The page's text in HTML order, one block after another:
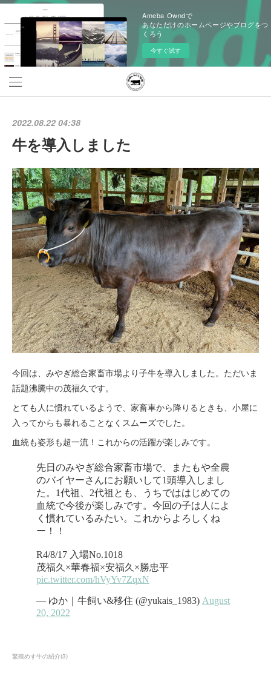
Ameba Owndで
あなただけのホームページやブログをつ
くろう
今すぐ試す
2022.08.22 04:38
牛を導入しました
今回は、みやぎ総合家畜市場より子牛を導入しました。ただいま
話題沸騰中の茂福久です。
とても人に慣れているようで、家畜車から降りるときも、小屋に
入ってからも暴れることなくスムーズでした。
血統も姿形も超一流！これからの活躍が楽しみです。
繁殖めす牛の紹介(3)